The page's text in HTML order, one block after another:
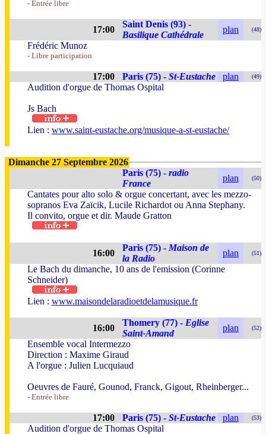
- Entrée libre
17:00
Saint Denis (93) -
Basilique Cathédrale
plan (48)
Frédéric Munoz
- Libre participation
17:00 Paris (75) - St-Eustache plan (49)
Audition d'orgue de Thomas Ospital
Js Bach
Lien : www.saint-eustache.org/musique-a-st-eustache/
Dimanche 27 Septembre 2026
Paris (75) - radio
France
plan (50)
Cantates pour alto solo & orgue concertant, avec les mezzo-
sopranos Eva Zaïcik, Lucile Richardot ou Anna Stephany.
Il convito, orgue et dir. Maude Gratton
16:00
Paris (75) - Maison de
la Radio
plan (51)
Le Bach du dimanche, 10 ans de l'emission (Corinne
Schneider)
Lien : www.maisondelaradioetdelamusique.fr
16:00
Thomery (77) - Eglise
Saint-Amand
plan (52)
Ensemble vocal Intermezzo
Direction : Maxime Giraud
A l'orgue : Julien Lucquiaud
Oeuvres de Fauré, Gounod, Franck, Gigout, Rheinberger...
- Entrée libre
17:00 Paris (75) - St-Eustache plan (53)
Audition d'orgue de Thomas Ospital